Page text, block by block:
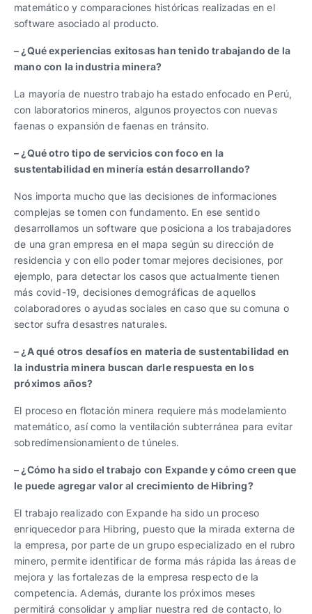
matemático y comparaciones históricas realizadas en el
software asociado al producto.
– ¿Qué experiencias exitosas han tenido trabajando de la
mano con la industria minera?
La mayoría de nuestro trabajo ha estado enfocado en Perú,
con laboratorios mineros, algunos proyectos con nuevas
faenas o expansión de faenas en tránsito.
– ¿Qué otro tipo de servicios con foco en la
sustentabilidad en minería están desarrollando?
Nos importa mucho que las decisiones de informaciones
complejas se tomen con fundamento. En ese sentido
desarrollamos un software que posiciona a los trabajadores
de una gran empresa en el mapa según su dirección de
residencia y con ello poder tomar mejores decisiones, por
ejemplo, para detectar los casos que actualmente tienen
más covid-19, decisiones demográficas de aquellos
colaboradores o ayudas sociales en caso que su comuna o
sector sufra desastres naturales.
– ¿A qué otros desafíos en materia de sustentabilidad en
la industria minera buscan darle respuesta en los
próximos años?
El proceso en flotación minera requiere más modelamiento
matemático, así como la ventilación subterránea para evitar
sobredimensionamiento de túneles.
– ¿Cómo ha sido el trabajo con Expande y cómo creen que
le puede agregar valor al crecimiento de Hibring?
El trabajo realizado con Expande ha sido un proceso
enriquecedor para Hibring, puesto que la mirada externa de
la empresa, por parte de un grupo especializado en el rubro
minero, permite identificar de forma más rápida las áreas de
mejora y las fortalezas de la empresa respecto de la
competencia. Además, durante los próximos meses
permitirá consolidar y ampliar nuestra red de contacto, lo